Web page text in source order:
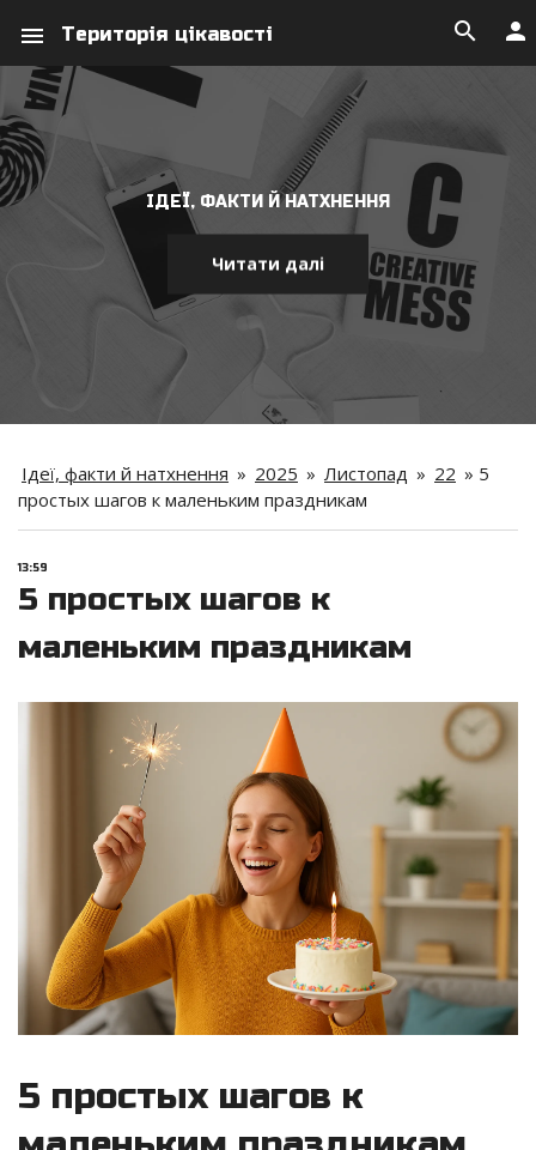
menu Територія цікавості person
search
ІДЕЇ, ФАКТИ Й НАТХНЕННЯ
Читати далі
Ідеї, факти й натхнення » 2025 » Листопад » 22 » 5
простых шагов к маленьким праздникам
13:59
5 простых шагов к
маленьким праздникам
5 простых шагов к